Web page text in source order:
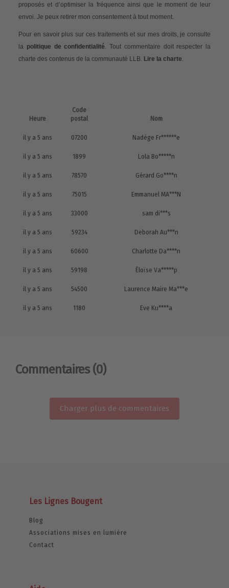
proposés et d’optimiser la fréquence ainsi que le moment de leur
envoi. Je peux retirer mon consentement à tout moment.
Pour en savoir plus sur ces traitements et sur mes droits, je consulte
la politique de confidentialité . Tout commentaire doit respecter la
charte des contenus de la communauté LLB. Lire la charte
Heure
Code
postal
Nom
il y a 5 ans 07200 Nadège Fr******e
il y a 5 ans 1899 Lola Bo*****n
il y a 5 ans 78570 Gérard Go****n
il y a 5 ans 75015 Emmanuel MA***N
il y a 5 ans 33000 sam di***s
il y a 5 ans 59234 Deborah Au***n
il y a 5 ans 60600 Charlotte Da****n
il y a 5 ans 59198 Éloïse Va*****p
il y a 5 ans 54500 Laurence Maire Ma***e
il y a 5 ans 1180 Eve Ku****a
Commentaires (0)
Charger plus de commentaires
Les Lignes Bougent
Blog
Associations mises en lumière
Contact